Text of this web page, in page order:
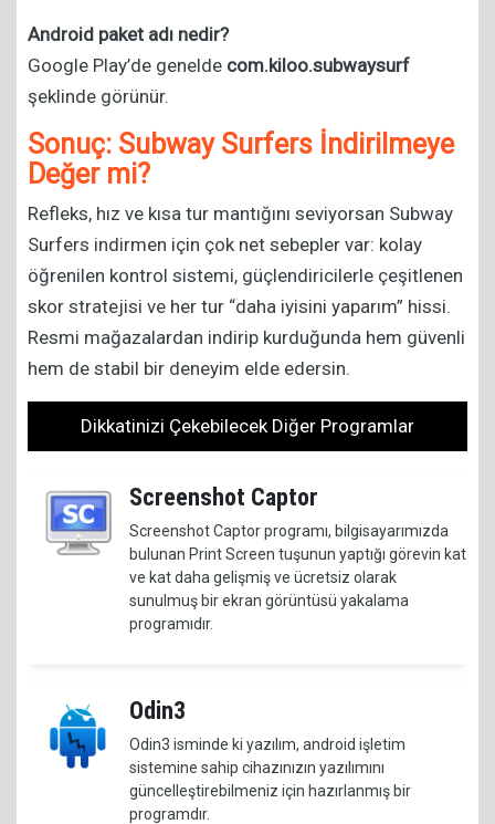
Android paket adı nedir?
Google Play’de genelde com.kiloo.subwaysurf
şeklinde görünür.
Sonuç: Subway Surfers İndirilmeye
Değer mi?
Refleks, hız ve kısa tur mantığını seviyorsan Subway
Surfers indirmen için çok net sebepler var: kolay
öğrenilen kontrol sistemi, güçlendiricilerle çeşitlenen
skor stratejisi ve her tur “daha iyisini yaparım” hissi.
Resmi mağazalardan indirip kurduğunda hem güvenli
hem de stabil bir deneyim elde edersin.
Dikkatinizi Çekebilecek Diğer Programlar
Screenshot Captor
Screenshot Captor programı, bilgisayarımızda
bulunan Print Screen tuşunun yaptığı görevin kat
ve kat daha gelişmiş ve ücretsiz olarak
sunulmuş bir ekran görüntüsü yakalama
programıdır.
Odin3
Odin3 isminde ki yazılım, android işletim
sistemine sahip cihazınızın yazılımını
güncelleştirebilmeniz için hazırlanmış bir
programdır.